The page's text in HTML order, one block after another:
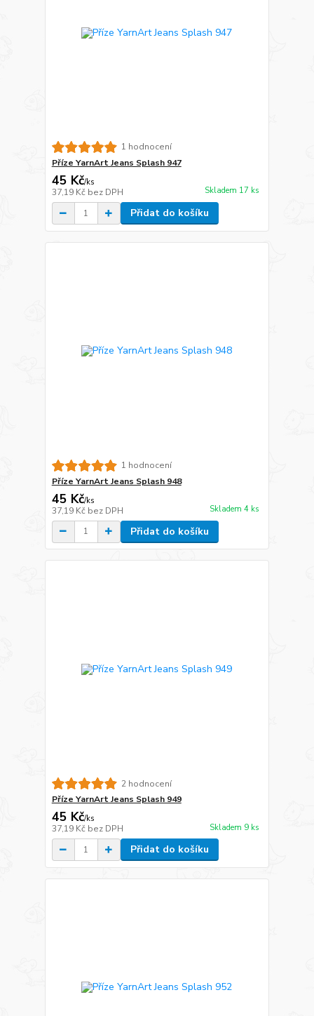
1 hodnocení
Příze YarnArt Jeans Splash 947
45 Kč/ks
37,19 Kč bez DPH Skladem 17 ks
Přidat do košíku
1 hodnocení
Příze YarnArt Jeans Splash 948
45 Kč/ks
37,19 Kč bez DPH Skladem 4 ks
Přidat do košíku
2 hodnocení
Příze YarnArt Jeans Splash 949
45 Kč/ks
37,19 Kč bez DPH Skladem 9 ks
Přidat do košíku